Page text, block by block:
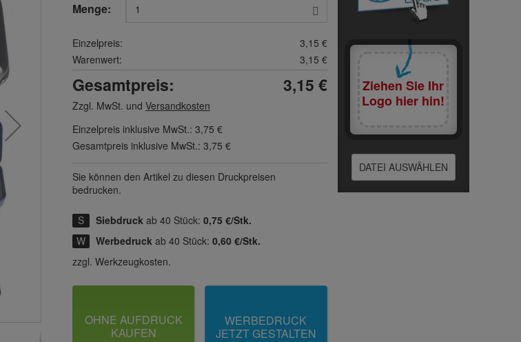
Menge:
Einzelpreis:
3,15 €
Warenwert:
3,15 €
Gesamtpreis: 3,15 €
Zzgl. MwSt. und Versandkosten
Einzelpreis inklusive MwSt.: 3,75 €
Gesamtpreis inklusive MwSt.: 3,75 €
Sie können den Artikel zu diesen Druck­preisen
bedrucken.
Siebdruck ab 40 Stück: 0,75 €/Stk.
Werbedruck ab 40 Stück: 0,60 €/Stk.
zzgl. Werkzeugkosten.
OHNE AUFDRUCK
KAUFEN
WERBEDRUCK
JETZT GESTALTEN
Ziehen Sie Ihr
Logo hier hin!
DATEI AUSWÄHLEN